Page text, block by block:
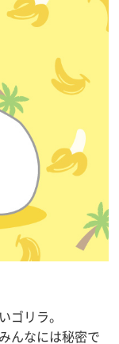
ゴリラ。
みんなには秘密で